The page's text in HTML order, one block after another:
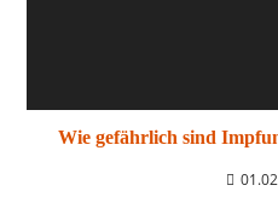
Wie gefährlich sind